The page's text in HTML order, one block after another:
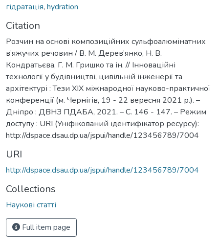
гідратація, hydration
Citation
Розчин на основі композиційних сульфоалюмінатних
в’яжучих речовин / В. М. Дерев’янко, Н. В.
Кондратьєва, Г. М. Гришко та ін. // Інноваційні
технології у будівництві, цивільній інженерії та
архітектурі : Тези XIX міжнародної науково-практичної
конференції (м. Чернігів, 19 - 22 вересня 2021 р.). –
Дніпро : ДВНЗ ПДАБА, 2021. – С. 146 - 147. – Режим
доступу : URI (Уніфікований ідентифікатор ресурсу):
http://dspace.dsau.dp.ua/jspui/handle/123456789/7004
URI
http://dspace.dsau.dp.ua/jspui/handle/123456789/7004
Collections
Наукові статті
Full item page